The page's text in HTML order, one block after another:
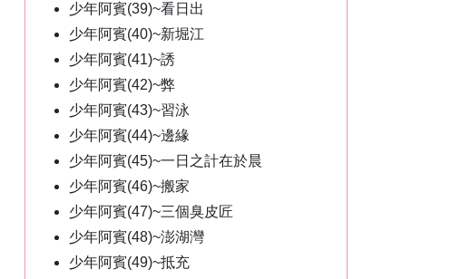
少年阿賓(39)~看日出
少年阿賓(40)~新堀江
少年阿賓(41)~誘
少年阿賓(42)~弊
少年阿賓(43)~習泳
少年阿賓(44)~邊緣
少年阿賓(45)~一日之計在於晨
少年阿賓(46)~搬家
少年阿賓(47)~三個臭皮匠
少年阿賓(48)~澎湖灣
少年阿賓(49)~抵充